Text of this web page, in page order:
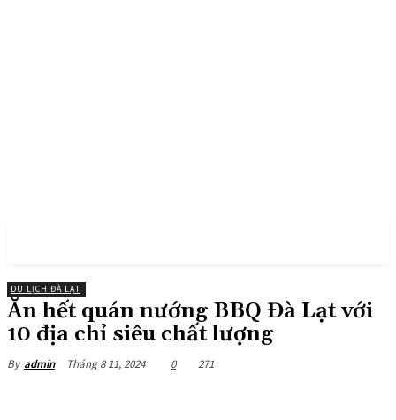
DU LỊCH ĐÀ LẠT
Ăn hết quán nướng BBQ Đà Lạt với
10 địa chỉ siêu chất lượng
By admin Tháng 8 11, 2024 0 271